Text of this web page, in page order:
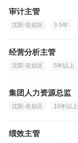
审计主管
沈阳-皇姑区 3-5年
经营分析主管
沈阳-皇姑区 5年以上
集团人力资源总监
沈阳-皇姑区 10年以上
绩效主管